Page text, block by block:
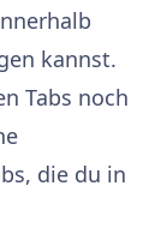
kannst.
Tabs noch
die du in